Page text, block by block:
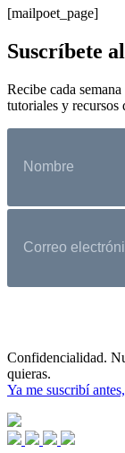
[mailpoet_page]
Suscríbete
Recibe cada
tutoriales y recursos
Confidencialidad.
quieras.
Ya me suscribí